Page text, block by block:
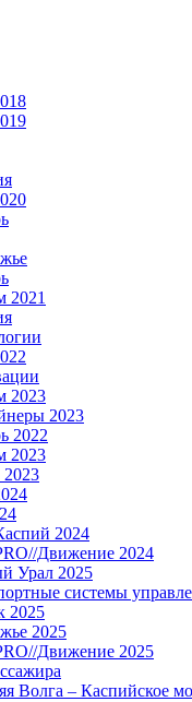
2021
2023
2023
2022
2023
2024
Движение 2024
Урал 2025
системы
2025
2025
Движение 2025
Волга – Каспийское